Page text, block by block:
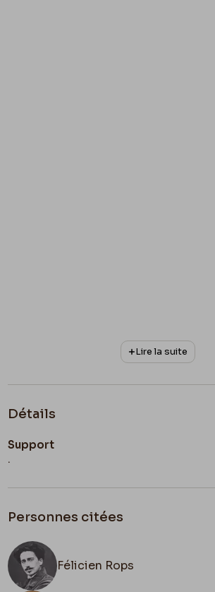
Lire la suite
Détails
Support
.
Personnes citées
Félicien Rops